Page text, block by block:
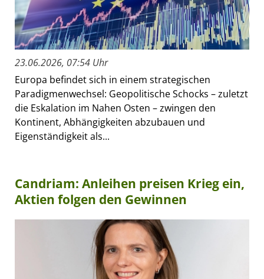
23.06.2026, 07:54 Uhr
Europa befindet sich in einem strategischen
Paradigmenwechsel: Geopolitische Schocks – zuletzt
die Eskalation im Nahen Osten – zwingen den
Kontinent, Abhängigkeiten abzubauen und
Eigenständigkeit als...
Candriam: Anleihen preisen Krieg ein,
Aktien folgen den Gewinnen